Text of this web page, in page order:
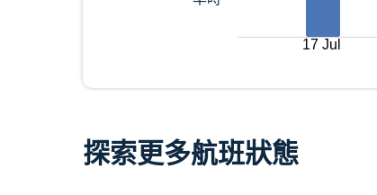
17 Jul
探索更多航班狀態